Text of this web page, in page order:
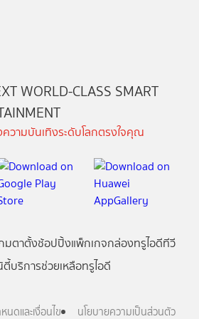
WORLD-CLASS SMART
วามบันเทิงระดับโลกตรงใจคุณ
มตาตั้งช้อปปิ้งแพ็กเกจกล่องทรูไอดีทีวี
ตี้บริการช่วยเหลือทรูไอดี
นดและเงื่อนไข นโยบายความเป็นส่วนตัว